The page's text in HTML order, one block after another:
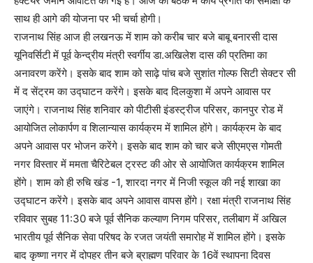
साथ ही आगे की योजना पर भी चर्चा होगी।
राजनाथ सिंह आज ही लखनऊ में शाम को करीब चार बजे बाबू बनारसी दास
यूनिवर्सिटी में पूर्व केन्द्रीय मंत्री स्वर्गीय डा.अखिलेश दास की प्रतिमा का
अनावरण करेंगे। इसके बाद शाम को साढ़े पांच बजे सुशांत गोल्फ सिटी सेक्टर सी
में द सेंट्रम का उद्घाटन करेंगे। इसके बाद दिलकुशा में अपने आवास पर
जाएंगे। राजनाथ सिंह शनिवार को पीटीसी इंडस्ट्रीज परिसर, कानपुर रोड में
आयोजित लोकार्पण व शिलान्यास कार्यक्रम में शामिल होंगे। कार्यक्रम के बाद
अपने आवास पर भोजन करेंगे। इसके बाद शाम को चार बजे सीएमएस गोमती
नगर विस्तार में ममता चैरिटेबल ट्रस्ट की ओर से आयोजित कार्यक्रम शामिल
होंगे। शाम को ही रुचि खंड -1, शारदा नगर में निजी स्कूल की नई शाखा का
उद्घाटन करेंगे। इसके बाद अपने आवास वापस होंगे। रक्षा मंत्री राजनाथ सिंह
रविवार सुबह 11:30 बजे पूर्व सैनिक कल्याण निगम परिसर, तलीबाग में अखिल
भारतीय पूर्व सैनिक सेवा परिषद के रजत जयंती समारोह में शामिल होंगे। इसके
बाद कृष्णा नगर में दोपहर तीन बजे ब्राह्मण परिवार के 16वें स्थापना दिवस